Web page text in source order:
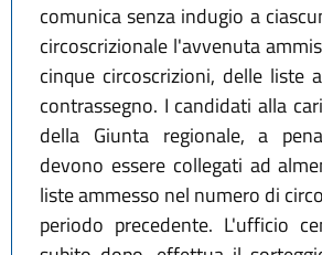
comunica senza indugio a
circoscrizionale l'avvenuta
cinque circoscrizioni, delle liste
contrassegno. I candidati alla
della Giunta regionale, a
devono essere collegati ad
liste ammesso nel numero di
periodo precedente. L'ufficio